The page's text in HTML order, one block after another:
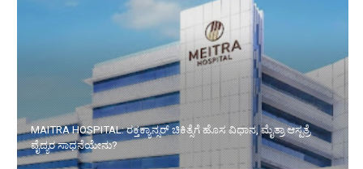
MAITRA HOSPITAL: ರಕ್ತಕ್ಯಾನ್ಸರ್ ಚಿಕಿತ್ಸೆಗೆ ಹೊಸ ವಿಧಾನ, ಮೈತ್ರಾ ಆಸ್ಪತ್ರೆ
ವೈದ್ಯರ ಸಾಧನೆಯೇನು?